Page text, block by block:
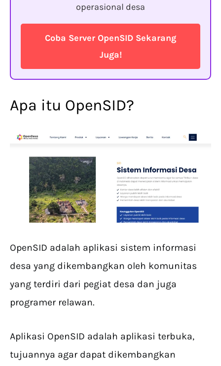
operasional desa
Coba Server OpenSID Sekarang
Juga!
Apa itu OpenSID?
OpenSID adalah aplikasi sistem informasi
desa yang dikembangkan oleh komunitas
yang terdiri dari pegiat desa dan juga
programer relawan.
Aplikasi OpenSID adalah aplikasi terbuka,
tujuannya agar dapat dikembangkan